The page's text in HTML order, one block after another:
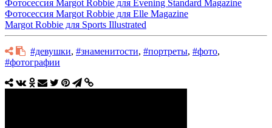
Фотосессия Margot Robbie для Evening Standard Magazine
Фотосессия Margot Robbie для Elle Magazine
Margot Robbie для Sports Illustrated
#девушки, #знаменитости, #портреты, #фото,
#фотографии